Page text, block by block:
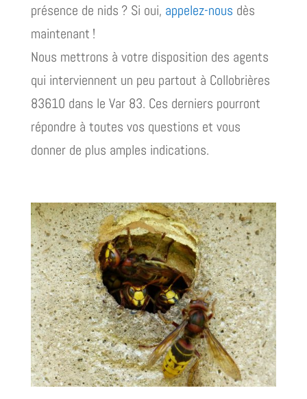
présence de nids ? Si oui, appelez-nous dès
maintenant !
Nous mettrons à votre disposition des agents
qui interviennent un peu partout à Collobrières
83610 dans le Var 83. Ces derniers pourront
répondre à toutes vos questions et vous
donner de plus amples indications.